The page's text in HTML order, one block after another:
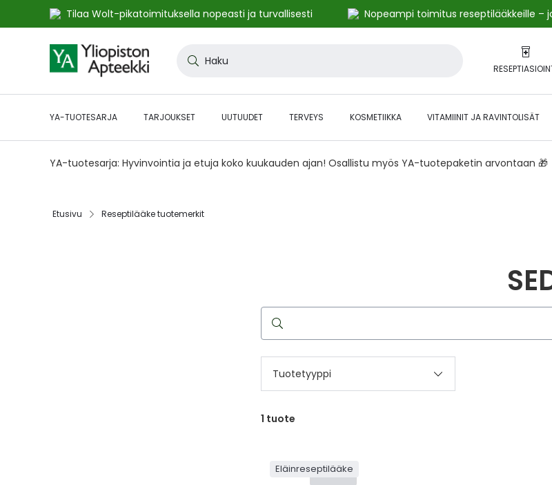
Tilaa Wolt-pikatoimituksella nopeasti ja turvallisesti Nopeampi toimitus reseptilääkkeille –
to
Content
YA-TUOTESARJA TARJOUKSET UUTUUDET TERVEYS KOSMETIIKKA VITAMIINIT JA RAVINTOLISÄT
YA-tuotesarja: Hyvinvointia ja etuja koko kuukauden ajan! Osallistu myös YA-tuotepaketin arvontaan 🎁
Etusivu Reseptilääke tuotemerkit
Hae
reseptilääkettä
Tuotetyyppi
1 tuote
Eläinreseptilääke